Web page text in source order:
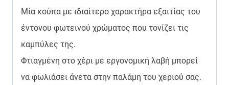
Μία κούπα με ιδιαίτερο χαρακτήρα εξαιτίας του
έντονου φωτεινού χρώματος που τονίζει τις
καμπύλες της.
Φτιαγμένη στο χέρι με εργονομική λαβή μπορεί
να φωλιάσει άνετα στην παλάμη του χεριού σας.